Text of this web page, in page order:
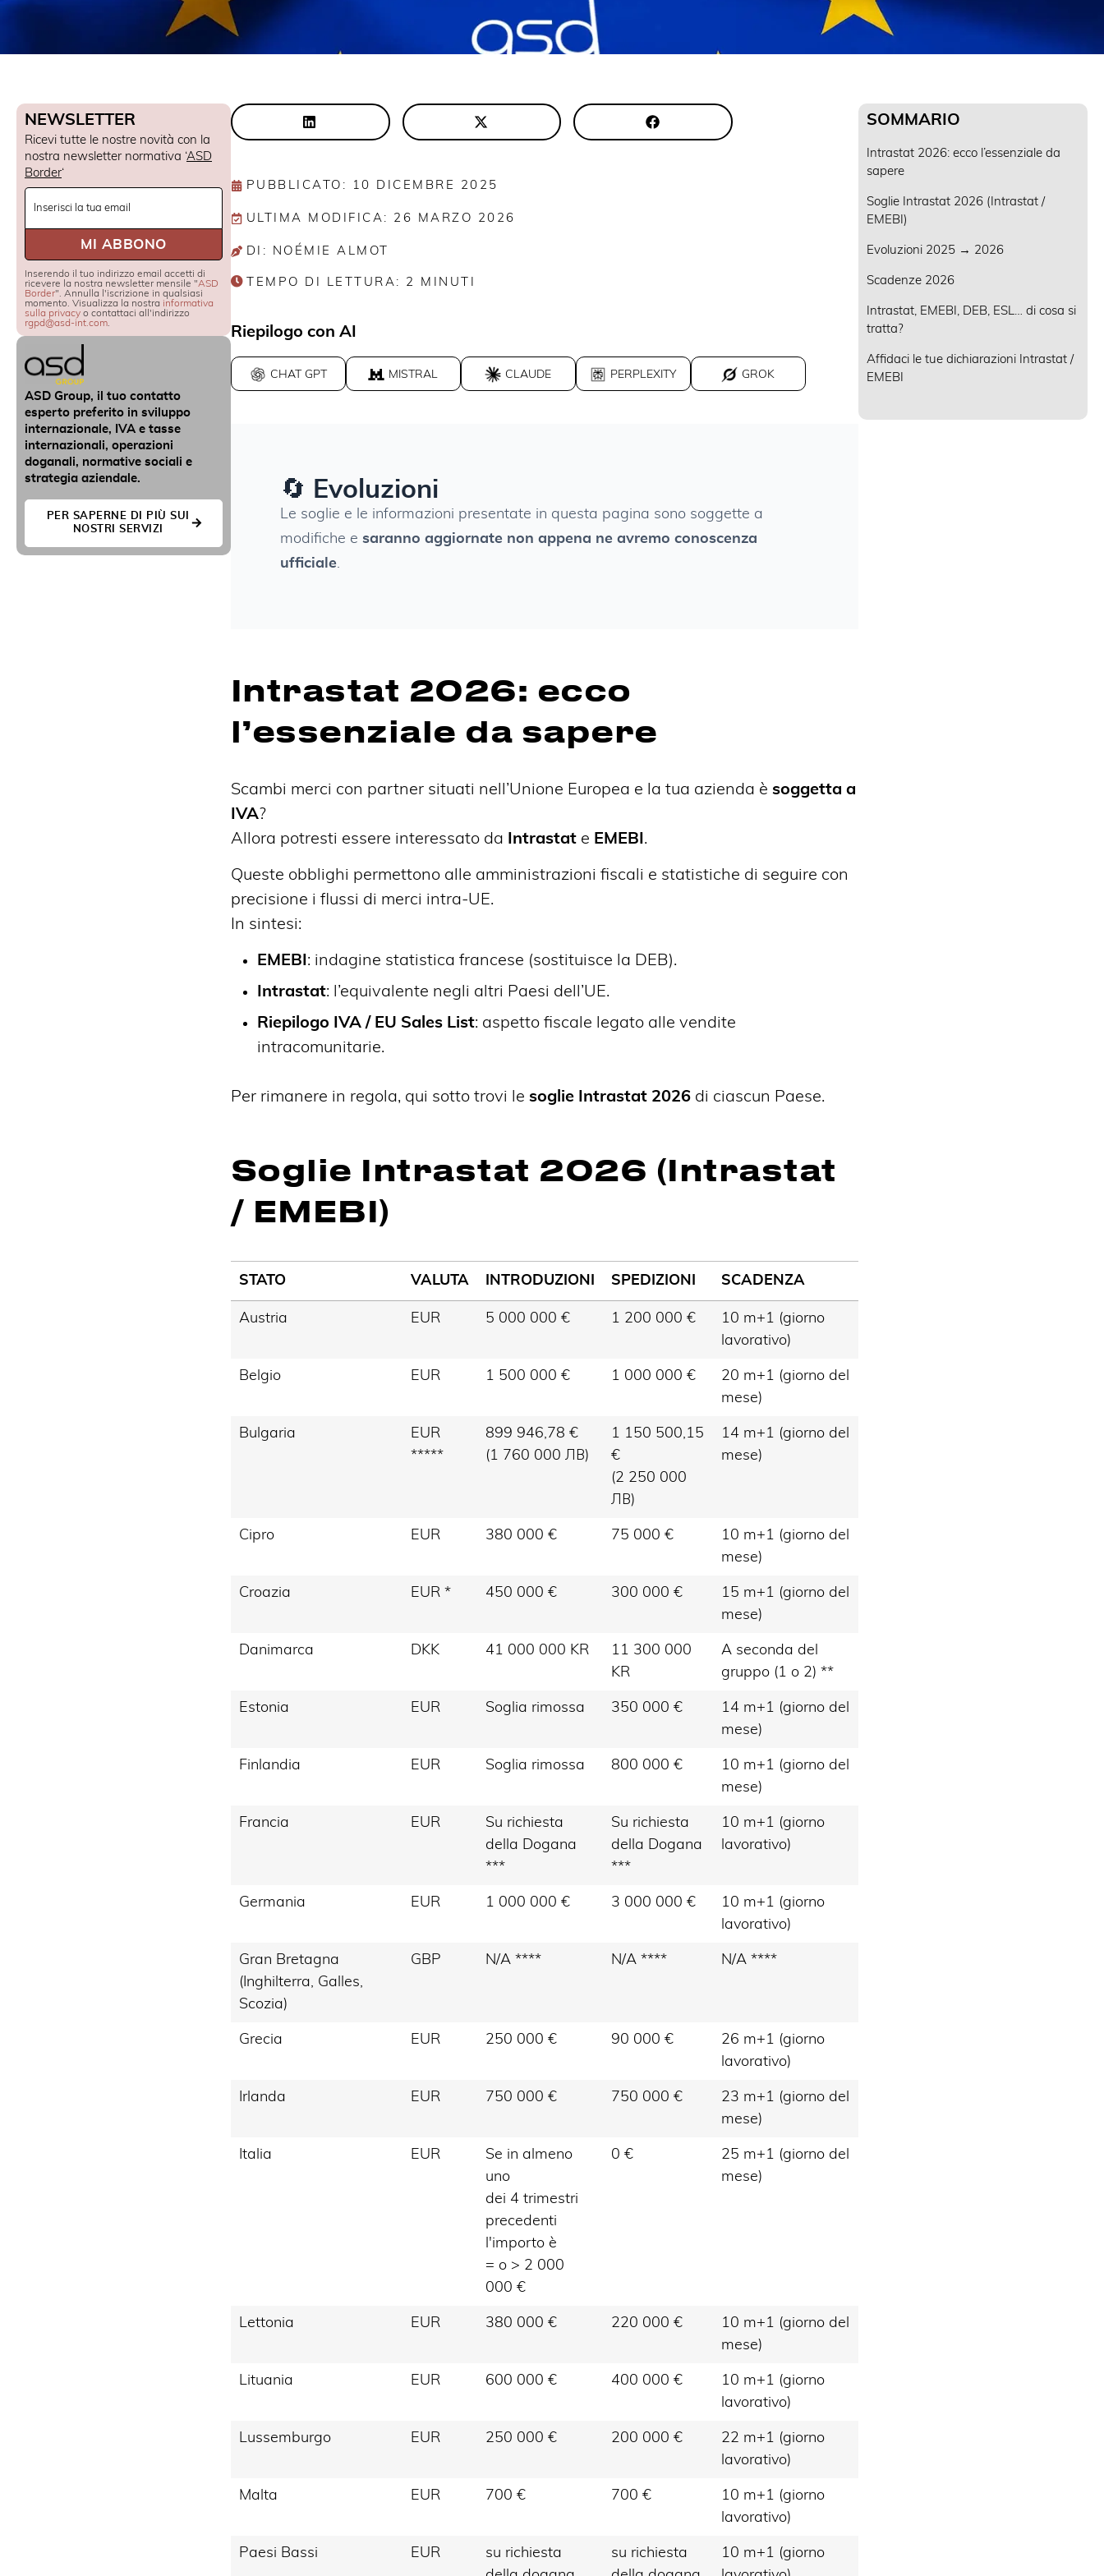
NEWSLETTER
Ricevi tutte le nostre novità con la
nostra newsletter normativa ‘ASD
Border‘
Newsletter
MI ABBONO
Inserendo il tuo indirizzo email accetti di
ricevere la nostra newsletter mensile "ASD
Border". Annulla l'iscrizione in qualsiasi
momento. Visualizza la nostra informativa
sulla privacy o contattaci all'indirizzo
rgpd@asd-int.com
ASD Group, il tuo contatto
esperto preferito in sviluppo
internazionale, IVA e tasse
internazionali, operazioni
doganali, normative sociali e
strategia aziendale.
PER SAPERNE DI PIÙ SUI
NOSTRI SERVIZI
PUBBLICATO: 10 DICEMBRE 2025
ULTIMA MODIFICA: 26 MARZO 2026
DI: NOÉMIE ALMOT
TEMPO DI LETTURA: 2 MINUTI
Riepilogo con AI
CHAT GPT MISTRAL CLAUDE PERPLEXITY GROK
🔄 Evoluzioni
Le soglie e le informazioni presentate in questa pagina sono soggette a
modifiche e saranno aggiornate non appena ne avremo conoscenza
ufficiale.
Intrastat 2026: ecco
l’essenziale da sapere
Scambi merci con partner situati nell’Unione Europea e la tua azienda è soggetta a
IVA?
Allora potresti essere interessato da
Intrastate EMEBI .
Queste obblighi permettono alle amministrazioni fiscali e statistiche di seguire con
precisione i flussi di merci intra-UE.
In sintesi:
EMEBI : indagine statistica francese (sostituisce la DEB).
Intrastat: l’equivalente negli altri Paesi dell’UE.
Riepilogo IVA / EU Sales List: aspetto fiscale legato alle vendite
intracomunitarie.
Per rimanere in regola, qui sotto trovi le soglie Intrastat 2026di ciascun Paese.
Soglie Intrastat 2026 (Intrastat
/ EMEBI)
STATO VALUTA INTRODUZIONI SPEDIZIONI SCADENZA
Austria EUR 5 000 000 € 1 200 000 €
10 m+1 (giorno
lavorativo)
Belgio EUR 1 500 000 € 1 000 000 €
20 m+1 (giorno del
mese)
Bulgaria
EUR
*****
899 946,78 €
(1 760 000 ЛВ)
1 150 500,15
€
(2 250 000
ЛВ)
14 m+1 (giorno del
mese)
Cipro EUR 380 000 € 75 000 €
10 m+1 (giorno del
mese)
Croazia EUR * 450 000 € 300 000 €
15 m+1 (giorno del
mese)
Danimarca DKK 41 000 000 KR
11 300 000
KR
A seconda del
gruppo (1 o 2) **
Estonia EUR Soglia rimossa 350 000 €
14 m+1 (giorno del
mese)
Finlandia EUR Soglia rimossa 800 000 €
10 m+1 (giorno del
mese)
Francia EUR
Su richiesta
della Dogana
***
Su richiesta
della Dogana
***
10 m+1 (giorno
lavorativo)
Germania EUR 1 000 000 € 3 000 000 €
10 m+1 (giorno
lavorativo)
Gran Bretagna
(Inghilterra, Galles,
Scozia)
GBP N/A **** N/A **** N/A ****
Grecia EUR 250 000 € 90 000 €
26 m+1 (giorno
lavorativo)
Irlanda EUR 750 000 € 750 000 €
23 m+1 (giorno del
mese)
Italia EUR
Se in almeno
uno
dei 4 trimestri
precedenti
l'importo è
= o > 2 000
000 €
0 €
25 m+1 (giorno del
mese)
Lettonia EUR 380 000 € 220 000 €
10 m+1 (giorno del
mese)
Lituania EUR 600 000 € 400 000 €
10 m+1 (giorno
lavorativo)
Lussemburgo EUR 250 000 € 200 000 €
22 m+1 (giorno
lavorativo)
Malta EUR 700 € 700 €
10 m+1 (giorno
lavorativo)
Paesi Bassi EUR
su richiesta
su richiesta
10 m+1 (giorno
SOMMARIO
Intrastat 2026: ecco l’essenziale da
sapere
Soglie Intrastat 2026 (Intrastat /
EMEBI)
Evoluzioni 2025 → 2026
Scadenze 2026
Intrastat, EMEBI, DEB, ESL… di cosa si
tratta?
Affidaci le tue dichiarazioni Intrastat /
EMEBI